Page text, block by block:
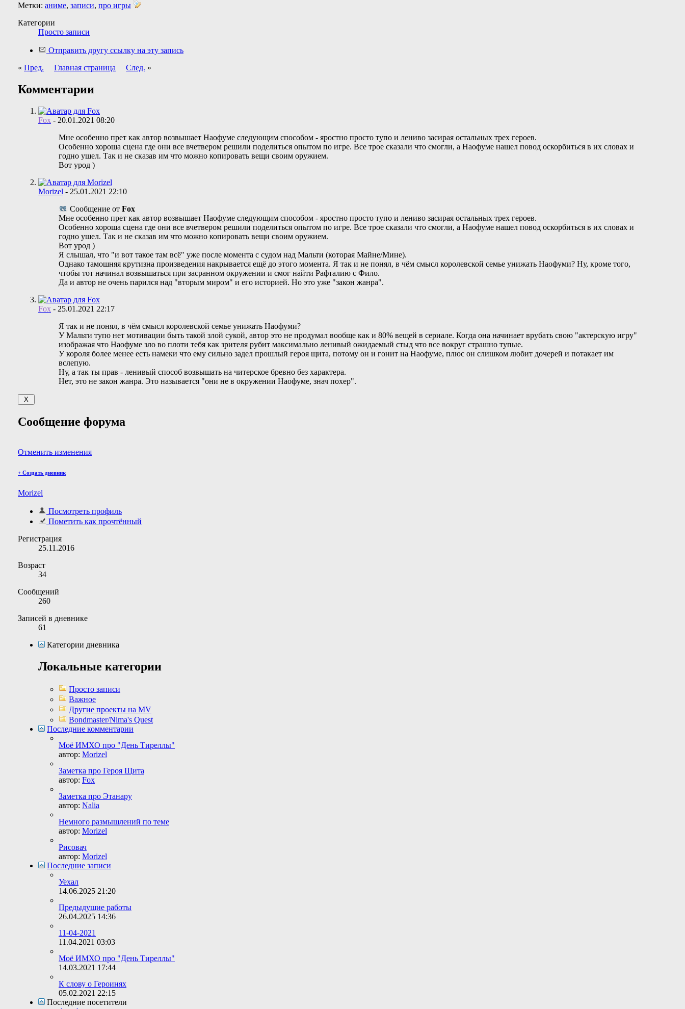
Метки: аниме, записи, про игры
Категории
Просто записи
Отправить другу ссылку на эту запись
« Пред. Главная страница След. »
Комментарии
Fox - 20.01.2021 08:20
Мне особенно прет как автор возвышает Наофуме следующим способом - яростно просто тупо и лениво засирая остальных трех героев.
Особенно хороша сцена где они все вчетвером решили поделиться опытом по игре. Все трое сказали что смогли, а Наофуме нашел повод оскорбиться в их словах и
годно ушел. Так и не сказав им что можно копировать вещи своим оружием.
Вот урод )
Morizel - 25.01.2021 22:10
Сообщение от Fox
Мне особенно прет как автор возвышает Наофуме следующим способом - яростно просто тупо и лениво засирая остальных трех героев.
Особенно хороша сцена где они все вчетвером решили поделиться опытом по игре. Все трое сказали что смогли, а Наофуме нашел повод оскорбиться в их словах и
годно ушел. Так и не сказав им что можно копировать вещи своим оружием.
Вот урод )
Я слышал, что "и вот такое там всё" уже после момента с судом над Мальти (которая Майне/Мине).
Однако тамошняя крутизна произведения накрывается ещё до этого момента. Я так и не понял, в чём смысл королевской семье унижать Наофуми? Ну, кроме того,
чтобы тот начинал возвышаться при засранном окружении и смог найти Рафталию с Фило.
Да и автор не очень парился над "вторым миром" и его историей. Но это уже "закон жанра".
Fox - 25.01.2021 22:17
Я так и не понял, в чём смысл королевской семье унижать Наофуми?
У Мальти тупо нет мотивации быть такой злой сукой, автор это не продумал вообще как и 80% вещей в сериале. Когда она начинает врубать свою "актерскую игру"
изображая что Наофуме зло во плоти тебя как зрителя рубит максимально ленивый ожидаемый стыд что все вокруг страшно тупые.
У короля более менее есть намеки что ему сильно задел прошлый героя щита, потому он и гонит на Наофуме, плюс он слишком любит дочерей и потакает им
вслепую.
Ну, а так ты прав - ленивый способ возвышать на читерское бревно без характера.
Нет, это не закон жанра. Это называется "они не в окружении Наофуме, знач похер".
Сообщение форума
Отменить изменения
+ Создать дневник
Morizel
Посмотреть профиль
Пометить как прочтённый
Регистрация
25.11.2016
Возраст
34
Сообщений
260
Записей в дневнике
61
Категории дневника
Локальные категории
Просто записи
Важное
Другие проекты на MV
Bondmaster/Nima's Quest
Последние комментарии
Моё ИМХО про "День Тиреллы"
автор: Morizel
Заметка про Героя Щита
автор: Fox
Заметка про Этанару
автор: Nalia
Немного размышлений по теме
автор: Morizel
Рисовач
автор: Morizel
Последние записи
Уехал
14.06.2025 21:20
Предыдущие работы
26.04.2025 14:36
11-04-2021
11.04.2021 03:03
Моё ИМХО про "День Тиреллы"
14.03.2021 17:44
К слову о Героинях
05.02.2021 22:15
Последние посетители